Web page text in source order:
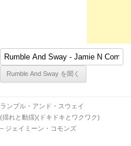
ランブル・アンド・スウェイ
(揺れと動揺)(ドキドキとワクワク)
– ジェイミーン・コモンズ